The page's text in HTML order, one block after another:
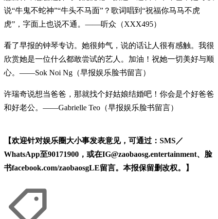
说“牛鬼不蛇神”“牛头不马面”？歌词唱到“祝福你马马不虎
虎”，字面上也说不通。——听众（XXX495）
看了早报的钟琴专访。她很帅气，说的话让人很有感触。我很
欣赏她是一位什么都敢尝试的艺人。加油！祝她一切美好与顺
心。——Sok Noi Ng（早报娱乐脸书留言）
许瑞奇说想当爸爸，那就找个好姑娘结婚吧！你会是个好爸爸
和好老公。——Gabrielle Teo（早报娱乐脸书留言）
【欢迎针对娱乐圈大小事发表意见，可通过：SMS／
WhatsApp至90171900，或在IG@zaobaosg.entertainment、脸
书facebook.com/zaobaosgLE留言。本报保留删改权。】